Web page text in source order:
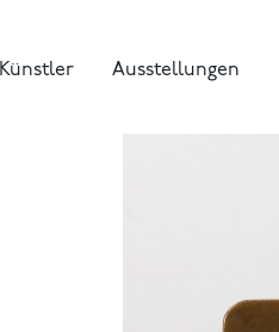
Künstler Ausstellungen